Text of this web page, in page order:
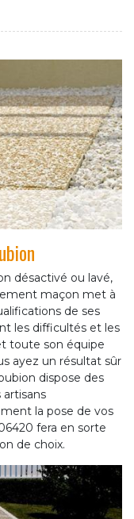
désactivé ou lavé,
maçon met à
de ses
les difficultés et les
toute son équipe
ayez un résultat sûr
dispose des
la pose de vos
fera en sorte
de choix.